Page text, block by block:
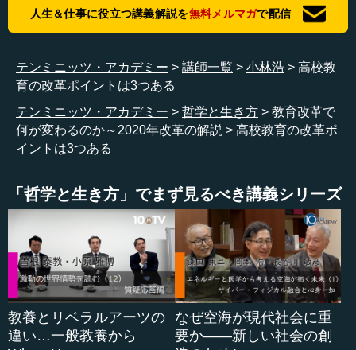
代に必要となる資質能力の育成を目指して、必修科目等の
見直しが行われます。2つ目は、学習指導方法の改善と教員
先生方の教え方も変わってくるということが言われていま
す。3つ目は、多面的な評価の充実です。「学力の3要素」
えていかなければなりません。そのため、調査書等の見直
しが求められています。
学習指導方法の改善と教員の指導力向上、3つ目が多面的な
評価の推進です。この3点についてご説明したいと思いま
す。主に1と3を中心にお話しします。
●教育課程改革の中核には「学力の3要素」の育成が
ある
まず1番目の、教育課程の見直しです。次の高校の学習指
人生＆仕事に役立つ講義解説を無料メルマガで配信
テンミニッツ・アカデミー 講師一覧 小林浩
高校教
育の改革ポイントは3つある
テンミニッツ・アカデミー
哲学と生き方
教育改革で
何が変わるのか～2020年改革の解説
高校教育の改革ポ
イントは3つある
「哲学と生き方」でまず見るべき講義シリーズ
教養とリベラルアーツの
違い…一般教養から
なぜ空海が現代社会に重
要か――新しい社会の創